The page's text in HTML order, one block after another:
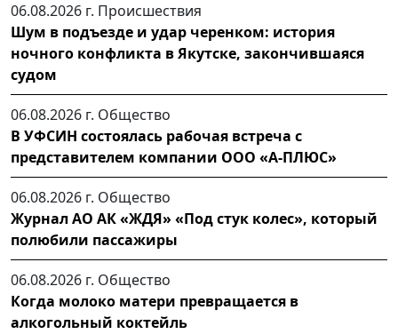
06.08.2026 г. Происшествия
Шум в подъезде и удар черенком: история
ночного конфликта в Якутске, закончившаяся
судом
06.08.2026 г. Общество
В УФСИН состоялась рабочая встреча с
представителем компании ООО «А-ПЛЮС»
06.08.2026 г. Общество
Журнал АО АК «ЖДЯ» «Под стук колес», который
полюбили пассажиры
06.08.2026 г. Общество
Когда молоко матери превращается в
алкогольный коктейль